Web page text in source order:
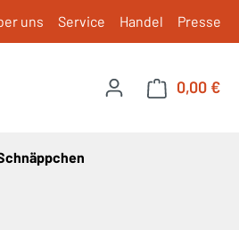
uns Service Handel Presse
0,00 €